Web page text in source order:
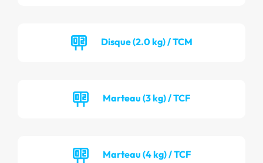
Disque (2.0 kg) / TCM
Marteau (3 kg) / TCF
Marteau (4 kg) / TCF